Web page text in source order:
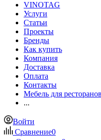
VINOTAG
Услуги
Статьи
Проекты
Бренды
Как купить
Компания
Доставка
Оплата
Контакты
Мебель для
...
Войти
Сравнение0